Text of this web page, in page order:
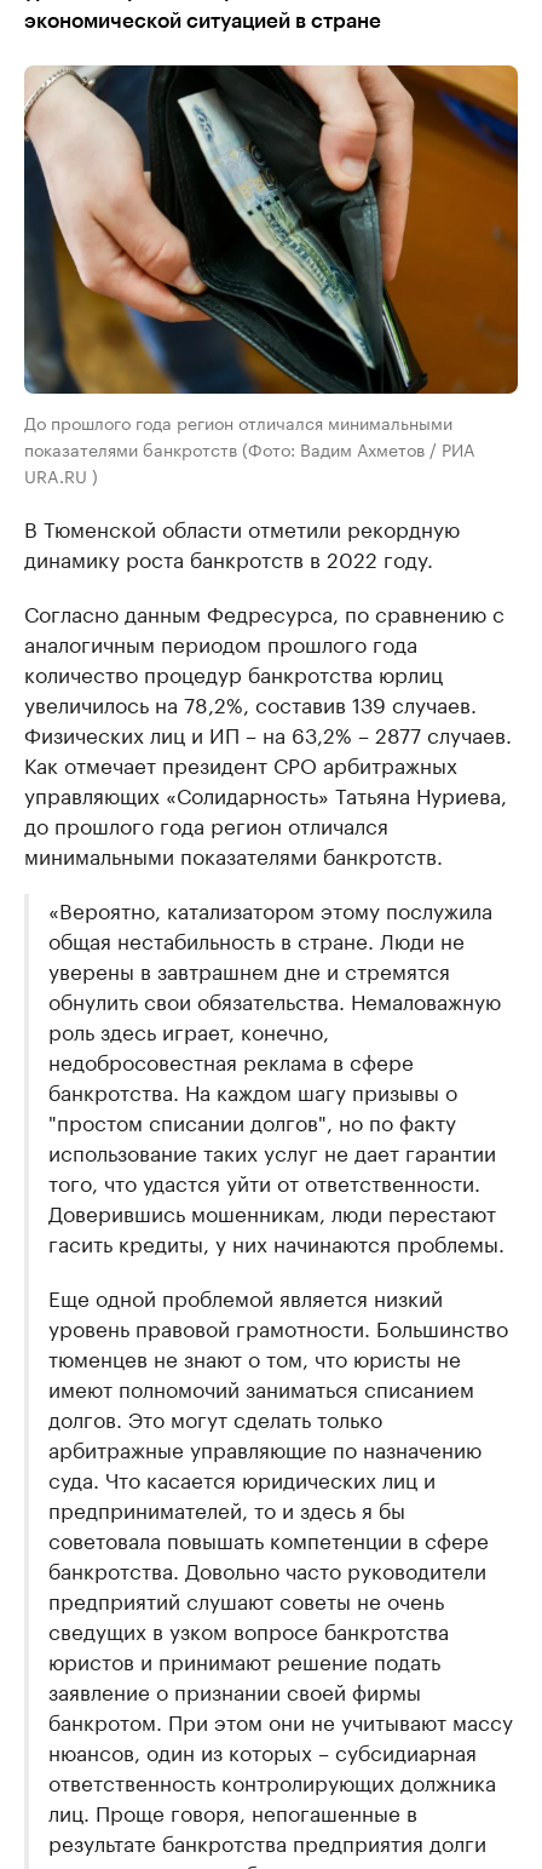
экономической ситуацией в стране
До прошлого года регион отличался минимальными
показателями банкротств (Фото: Вадим Ахметов / РИА
URA.RU )
В Тюменской области отметили рекордную
динамику роста банкротств в 2022 году.
Согласно данным Федресурса, по сравнению с
аналогичным периодом прошлого года
количество процедур банкротства юрлиц
увеличилось на 78,2%, составив 139 случаев.
Физических лиц и ИП – на 63,2% – 2877 случаев.
Как отмечает президент СРО арбитражных
управляющих «Солидарность» Татьяна Нуриева,
до прошлого года регион отличался
минимальными показателями банкротств.
«Вероятно, катализатором этому послужила
общая нестабильность в стране. Люди не
уверены в завтрашнем дне и стремятся
обнулить свои обязательства. Немаловажную
роль здесь играет, конечно,
недобросовестная реклама в сфере
банкротства. На каждом шагу призывы о
"простом списании долгов", но по факту
использование таких услуг не дает гарантии
того, что удастся уйти от ответственности.
Доверившись мошенникам, люди перестают
гасить кредиты, у них начинаются проблемы.
Еще одной проблемой является низкий
уровень правовой грамотности. Большинство
тюменцев не знают о том, что юристы не
имеют полномочий заниматься списанием
долгов. Это могут сделать только
арбитражные управляющие по назначению
суда. Что касается юридических лиц и
предпринимателей, то и здесь я бы
советовала повышать компетенции в сфере
банкротства. Довольно часто руководители
предприятий слушают советы не очень
сведущих в узком вопросе банкротства
юристов и принимают решение подать
заявление о признании своей фирмы
банкротом. При этом они не учитывают массу
нюансов, один из которых – субсидиарная
ответственность контролирующих должника
лиц. Проще говоря, непогашенные в
результате банкротства предприятия долги